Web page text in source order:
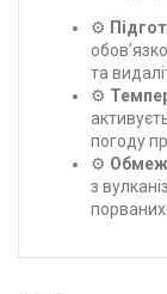
⚙️
та
⚙️
погоду
⚙️
з